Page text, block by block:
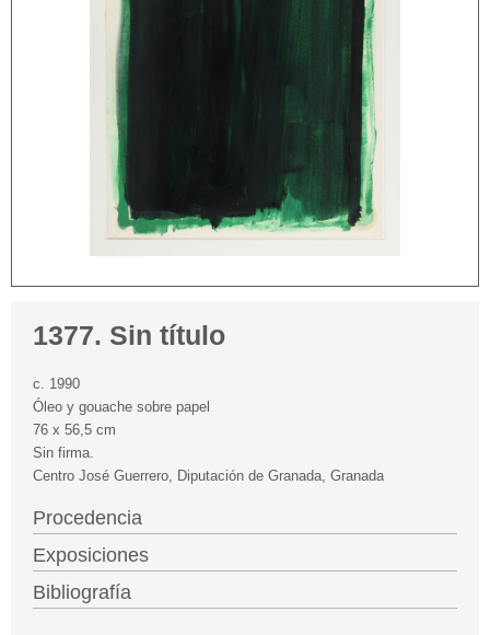
1377. Sin título
c. 1990
Óleo y gouache sobre papel
76 x 56,5 cm
Sin firma.
Centro José Guerrero, Diputación de Granada, Granada
Procedencia
Exposiciones
Bibliografía